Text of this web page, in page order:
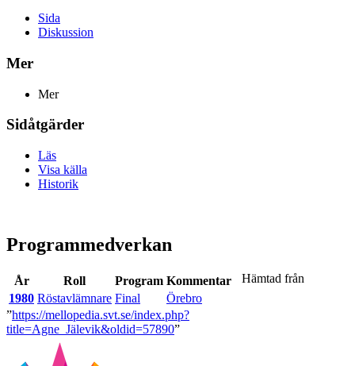
Sida
Diskussion
Mer
Mer
Sidåtgärder
Läs
Visa källa
Historik
Programmedverkan
År Roll Program Kommentar
1980 Röstavlämnare Final Örebro
Hämtad från
”https://mellopedia.svt.se/index.php?
title=Agne_Jälevik&oldid=57890”